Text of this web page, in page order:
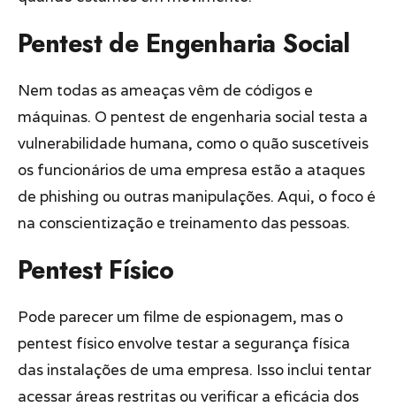
Pentest de Engenharia Social
Nem todas as ameaças vêm de códigos e
máquinas. O pentest de engenharia social testa a
vulnerabilidade humana, como o quão suscetíveis
os funcionários de uma empresa estão a ataques
de phishing ou outras manipulações. Aqui, o foco é
na conscientização e treinamento das pessoas.
Pentest Físico
Pode parecer um filme de espionagem, mas o
pentest físico envolve testar a segurança física
das instalações de uma empresa. Isso inclui tentar
acessar áreas restritas ou verificar a eficácia dos